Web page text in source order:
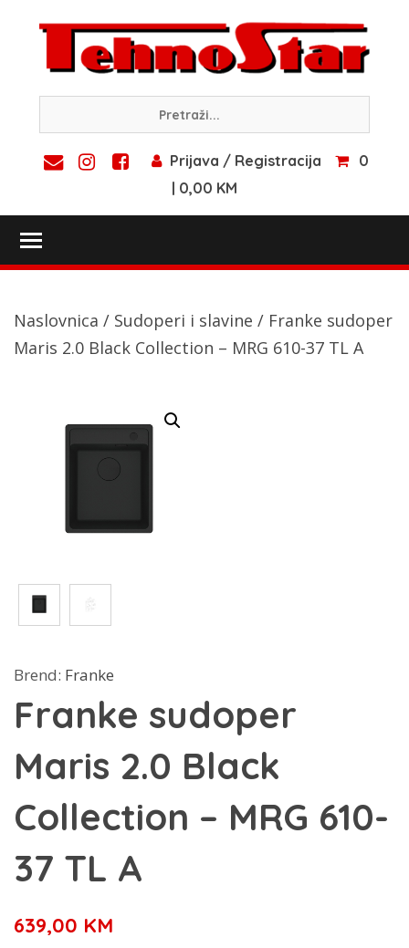
content
Prijava / Registracija
0
| 0,00 KM
Naslovnica / Sudoperi i slavine / Franke sudoper
Maris 2.0 Black Collection – MRG 610-37 TL A
Brend: Franke
Franke sudoper
Maris 2.0 Black
Collection – MRG 610-
37 TL A
639,00 KM